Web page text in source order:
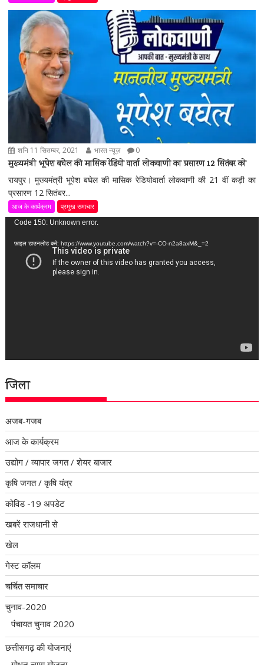
शनि 11 सितम्बर, 2021 भारत न्यूज़ 0
मुख्यमंत्री भूपेश बघेल की मासिक रेडियो वार्ता लोकवाणी का प्रसारण 12 सितंबर को
रायपुर। मुख्यमंत्री भूपेश बघेल की मासिक रेडियोवार्ता लोकवाणी की 21 वीं कड़ी का
प्रसारण 12 सितंबर...
आज के कार्यक्रम प्रमुख समाचार
वीडियो
Code 150: Unknown error.
फ़ाइल डाउनलोड करें: https://www.youtube.com/watch?v=-CO-n2a8axM&_=2
जिला
अजब-गजब
आज के कार्यक्रम
उद्योग / व्यापार जगत / शेयर बाजार
कृषि जगत / कृषि यंत्र
कोविड -19 अपडेट
खबरें राजधानी से
खेल
गेस्ट कॉलम
चर्चित समाचार
चुनाव-2020
पंचायत चुनाव 2020
छत्तीसगढ़ की योजनाएं